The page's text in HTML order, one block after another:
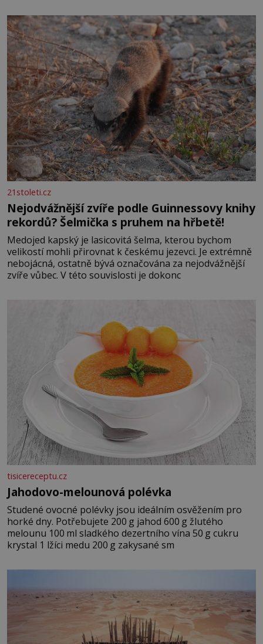
se na koloběžce a den zakončit poznáváním památek ve
Velkých Losinách nebo v termálním
21stoleti.cz
Nejodvážnější zvíře podle Guinnessovy knihy
rekordů? Šelmička s pruhem na hřbetě!
Medojed kapský je lasicovitá šelma, kterou bychom
velikostí mohli přirovnat k českému jezevci. Je extrémně
nebojácná, ostatně bývá označována za nejodvážnější
zvíře vůbec. V této souvislosti je dokonc
tisicereceptu.cz
Jahodovo-melounová polévka
Studené ovocné polévky jsou ideálním osvěžením pro
horké dny. Potřebujete 200 g jahod 600 g žlutého
melounu 100 ml sladkého dezertního vína 50 g cukru
krystal 1 lžíci medu 200 g zakysané sm